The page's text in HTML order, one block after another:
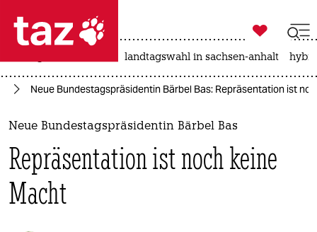
 taz zahl ich
taz zahl ich
themen
politik
öko

taz zahl ich
landtagswahl in sachsen-anhalt
Neue Bundestagspräsidentin Bärbel Bas: Repräsentation ist
Neue Bundestagspräsidentin Bärbel Bas
Repräsentation ist noch keine
Macht